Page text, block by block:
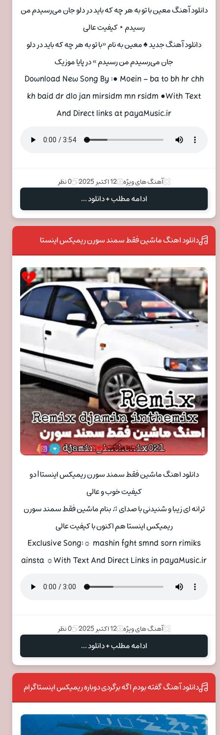
دانلود آهنگ معین با تو به هر چه که باید در دلو جان می‌رسیدم من
رسیدم ⋆ کیفیت عالی
دانلود آهنگ جدید ♠ معین به نام «با تو به هر چه که باید در دلو
جان می‌رسیدم من رسیدم » در پایا موزیک
Download New Song By :● Moein – ba to bh hr chh
kh baid dr dlo jan mi‌rsidm mn rsidm ●With Text
And Direct links at payaMusic.ir
آهنگ های ویژه 12 اکتبر 2025 0 نظر
ادامه مطلب + دانلود ...
دانلود اهنگ ماشین فقط سمند سورن ریمیکس اینستا
دانلود اهنگ ماشین فقط سمند سورن ریمیکس اینستا | دو
کیفیت خوب و عالی
ترانه ای زیبا و شنیدنی با صدای ♫ بنام ماشین فقط سمند سورن
ریمیکس اینستا هم اکنون با کیفیت عالی
Exclusive Song:☼ mashin fght smnd sorn rimiks
ainsta ☼With Text And Direct Links in payaMusic.ir
آهنگ های ویژه 12 اکتبر 2025 0 نظر
ادامه مطلب + دانلود ...
دانلود آهنگ گفته بودم اگه برگردی دوباره ریمیکس اینستاگرام